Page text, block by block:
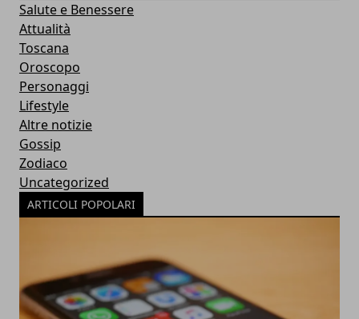
Salute e Benessere
Attualità
Toscana
Oroscopo
Personaggi
Lifestyle
Altre notizie
Gossip
Zodiaco
Uncategorized
ARTICOLI POPOLARI